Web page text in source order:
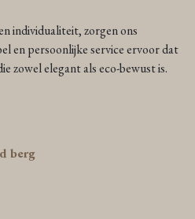
individualiteit, zorgen ons
en persoonlijke service ervoor dat
zowel elegant als eco-bewust is.
berg